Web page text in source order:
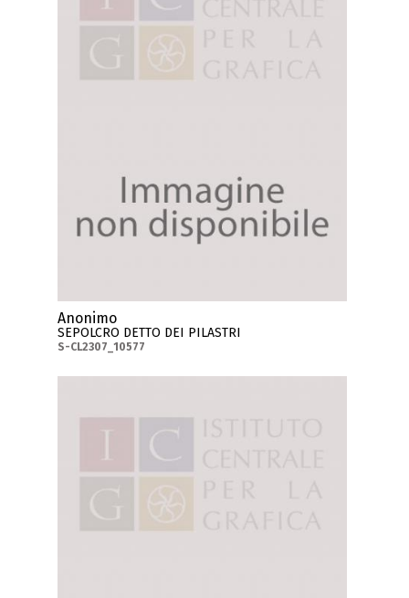
Anonimo
SEPOLCRO DETTO DEI PILASTRI
S-CL2307_10577